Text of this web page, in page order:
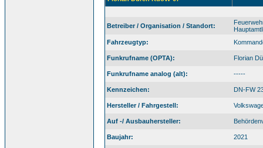
Betreiber / Organisation / Standort:
Fahrzeugtyp:
Funkrufname (OPTA): Florian
Funkrufname analog (alt): -----
Kennzeichen: DN-FW
Hersteller / Fahrgestell:
Auf -/ Ausbauhersteller:
Baujahr: 2021